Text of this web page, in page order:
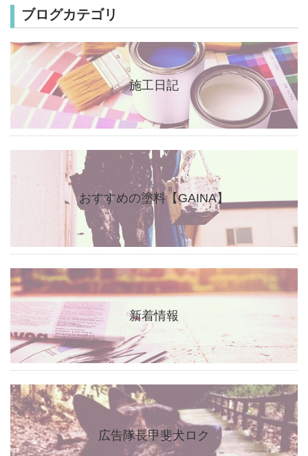
ブログカテゴリ
施工日記
おすすめの塗料【GAINA】
新着情報
広告隊長甲斐犬ロク